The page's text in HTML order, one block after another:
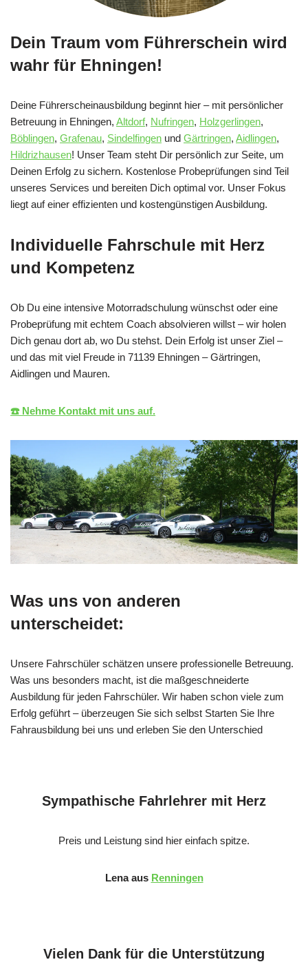
Dein Traum vom Führerschein wird
wahr für Ehningen!
Deine Führerscheinausbildung beginnt hier – mit persönlicher
Betreuung in Ehningen, Altdorf, Nufringen, Holzgerlingen,
Böblingen, Grafenau, Sindelfingen und Gärtringen, Aidlingen,
Hildrizhausen! Unser Team steht Dir persönlich zur Seite, um
Deinen Erfolg zu sichern. Kostenlose Probeprüfungen sind Teil
unseres Services und bereiten Dich optimal vor. Unser Fokus
liegt auf einer effizienten und kostengünstigen Ausbildung.
Individuelle Fahrschule mit Herz
und Kompetenz
Ob Du eine intensive Motorradschulung wünschst oder eine
Probeprüfung mit echtem Coach absolvieren willst – wir holen
Dich genau dort ab, wo Du stehst. Dein Erfolg ist unser Ziel –
und das mit viel Freude in 71139 Ehningen – Gärtringen,
Aidlingen und Mauren.
☎️ Nehme Kontakt mit uns auf.
Was uns von anderen
unterscheidet:
Unsere Fahrschüler schätzen unsere professionelle Betreuung.
Was uns besonders macht, ist die maßgeschneiderte
Ausbildung für jeden Fahrschüler. Wir haben schon viele zum
Erfolg geführt – überzeugen Sie sich selbst Starten Sie Ihre
Fahrausbildung bei uns und erleben Sie den Unterschied
Sympathische Fahrlehrer mit Herz
Preis und Leistung sind hier einfach spitze.
Lena aus Renningen
Vielen Dank für die Unterstützung